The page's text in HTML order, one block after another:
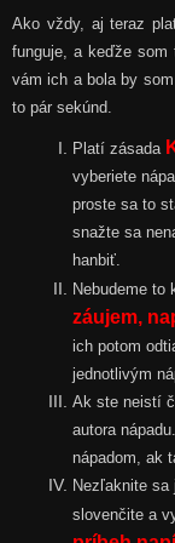
Ako vždy, aj teraz
funguje, a keďže
vám ich a bola by
to pár sekúnd.
Platí zásada
vyberiete
proste sa to
snažte sa
hanbiť.
Nebudeme to
záujem,
ich potom
jednotlivým
Ak ste neistí
autora
nápadom, ak
Nezľaknite
slovenčite a